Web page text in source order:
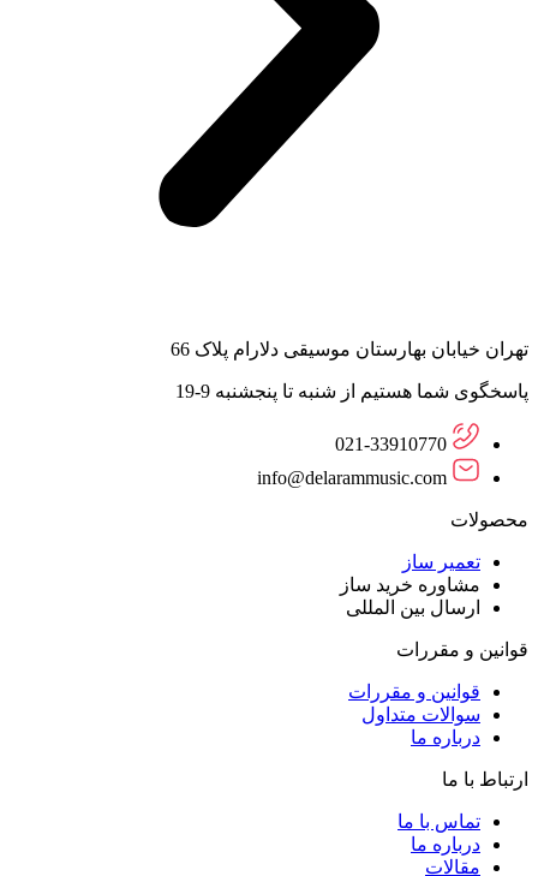
تهران خیابان بهارستان موسیقی دلارام پلاک 66
پاسخگوی شما هستیم از شنبه تا پنجشنبه 9-19
021-33910770
info@delarammusic.com
محصولات
تعمیر ساز
مشاوره خرید ساز
ارسال بین المللی
قوانین و مقررات
قوانین و مقررات
سوالات متداول
درباره ما
ارتباط با ما
تماس با ما
درباره ما
مقالات